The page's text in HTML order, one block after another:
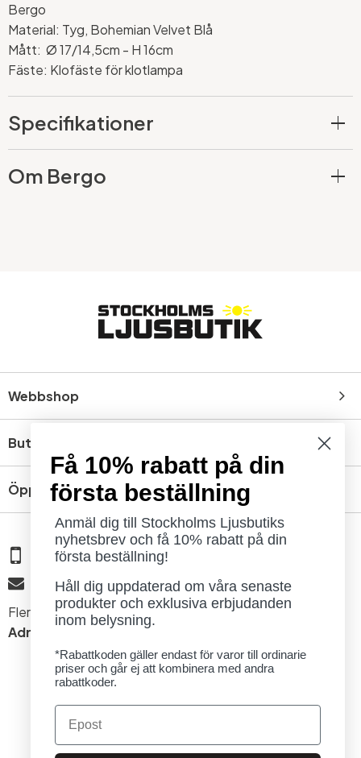
Bergo
Material: Tyg, Bohemian Velvet Blå
Mått: Ø 17/14,5cm - H 16cm
Fäste: Klofäste för klotlampa
Specifikationer
Om Bergo
Webbshop
Butik
Öppettider
08 - 654 29 00
info@ljusbutik.se
Fler kontaktuppgifter »
Adress:
Kungsholmsgatan 6, 112 27 Stockholm
Få 10% rabatt på din
första beställning
Anmäl dig till Stockholms Ljusbutiks
nyhetsbrev och få 10% rabatt på din
första beställning!
Håll dig uppdaterad om våra senaste
produkter och exklusiva erbjudanden
inom belysning.
*Rabattkoden gäller endast för varor till ordinarie
priser och går ej att kombinera med andra
rabattkoder.
Email